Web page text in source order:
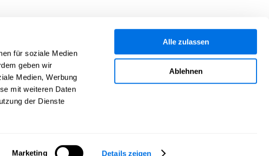
für soziale Medien
geben wir
Medien, Werbung
mit weiteren Daten
der Dienste
Marketing Details zeigen
Alle zulassen
Ablehnen